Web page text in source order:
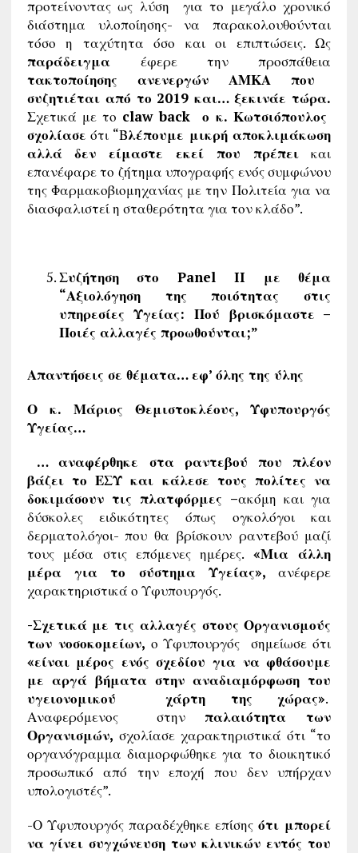
προτείνοντας ως λύση για το μεγάλο χρονικό
διάστημα υλοποίησης- να παρακολουθούνται
τόσο η ταχύτητα όσο και οι επιπτώσεις. Ως
παράδειγμα έφερε την προσπάθεια
τακτοποίησης ανενεργών ΑΜΚΑ που
συζητιέται από το 2019 και… ξεκινάε τώρα.
Σχετικά με το claw back ο κ. Κωτσιόπουλος
σχολίασε ότι “Βλέπουμε μικρή αποκλιμάκωση
αλλά δεν είμαστε εκεί που πρέπεικαι
επανέφαρε το ζήτημα υπογραφής ενός συμφώνου
της Φαρμακοβιομηχανίας με την Πολιτεία για να
διασφαλιστεί η σταθερότητα για τον κλάδο”.
Συζήτηση στο Panel II με θέμα
“Αξιολόγηση της ποιότητας στις
υπηρεσίες Υγείας: Πού βρισκόμαστε –
Ποιές αλλαγές προωθούνται;”
Απαντήσεις σε θέματα… εφ’ όλης της ύλης
Ο κ.
Μάριος Θεμιστοκλέους, Υφυπουργός
Υγείας…
… αναφέρθηκε στα ραντεβού που πλέον
βάζει το ΕΣΥ και κάλεσε τους πολίτες να
δοκιμάσουν τις πλατφόρμες –ακόμη και για
δύσκολες ειδικότητες όπως ογκολόγοι και
δερματολόγοι- που θα βρίσκουν ραντεβού μαζί
τους μέσα στις επόμενες ημέρες. «Μια άλλη
μέρα για το σύστημα Υγείας», ανέφερε
χαρακτηριστικά ο Υφυπουργός.
-Σχετικά με τις αλλαγές στους Οργανισμούς
των νοσοκομείων, ο Υφυπουργός σημείωσε ότι
«είναι μέρος ενός σχεδίου για να φθάσουμε
με αργά βήματα στην αναδιαμόρφωση του
υγειονομικού χάρτη της χώρας».
Αναφερόμενος στηνπαλαιότητα των
Οργανισμών, σχολίασε χαρακτηριστικά ότι “το
οργανόγραμμα διαμορφώθηκε για το διοικητικό
προσωπικό από την εποχή που δεν υπήρχαν
υπολογιστές”.
-Ο Υφυπουργός παραδέχθηκε επίσηςότι μπορεί
να γίνει συγχώνευση των κλινικών εντός του